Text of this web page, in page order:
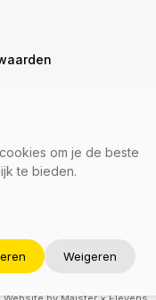
©2026 — Komerco
door reCAPTCHA en het